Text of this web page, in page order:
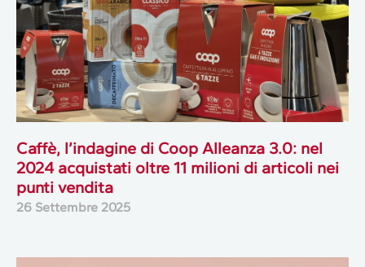
Caffè, l’indagine di Coop Alleanza 3.0: nel
2024 acquistati oltre 11 milioni di articoli nei
punti vendita
26 Settembre 2025